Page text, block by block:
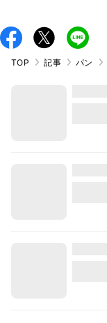
TOP 記事 パン